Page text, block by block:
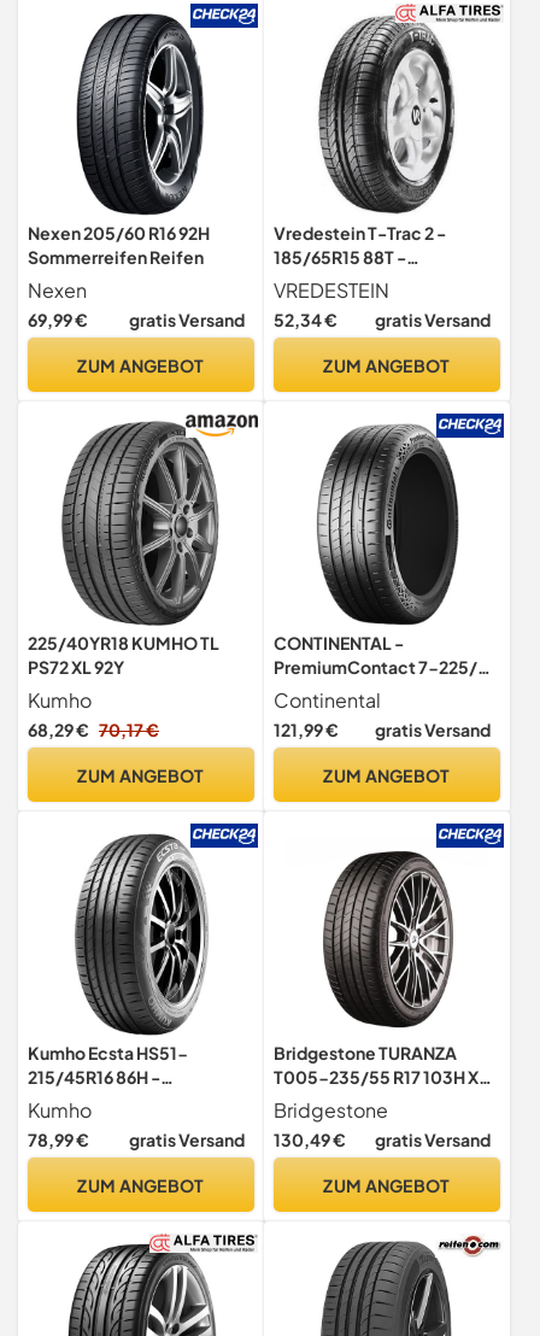
Nexen 205/60 R16 92H
Sommerreifen Reifen
Nexen
69,99 € gratis Versand
ZUM ANGEBOT
Vredestein T-Trac 2 -
185/65R15 88T -
Sommerreifen
VREDESTEIN
52,34 € gratis Versand
ZUM ANGEBOT
225/40YR18 KUMHO TL
PS72 XL 92Y
Kumho
68,29 € 70,17 €
ZUM ANGEBOT
CONTINENTAL -
PremiumContact 7-225/50
R 17-98Y/C/A/72dB -
Sommerreifen
Continental
121,99 € gratis Versand
ZUM ANGEBOT
Kumho Ecsta HS51-
215/45R16 86H -
Sommerreifen
Kumho
78,99 € gratis Versand
ZUM ANGEBOT
Bridgestone TURANZA
T005-235/55 R17 103H XL -
A/A/71 - Sommerreifen
(PKW & SUV)
Bridgestone
130,49 € gratis Versand
ZUM ANGEBOT